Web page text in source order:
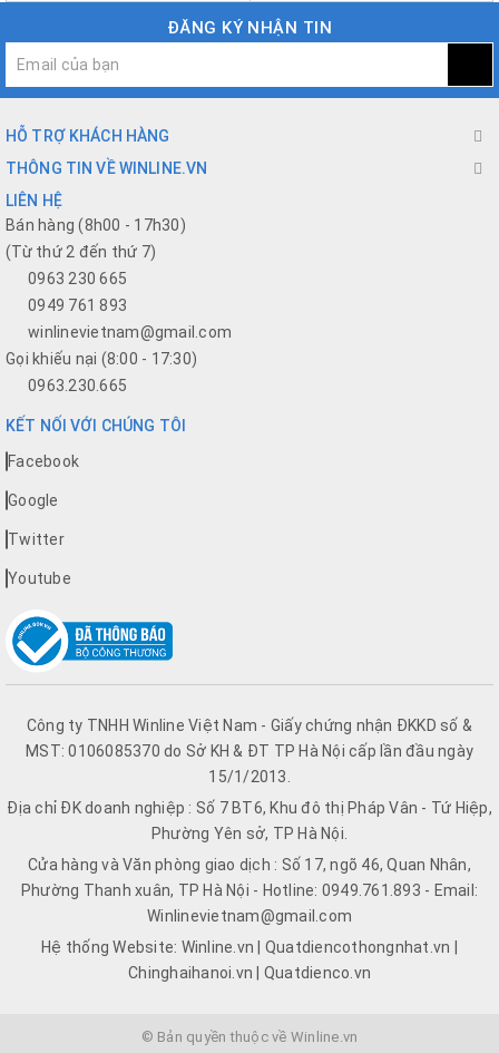
ĐĂNG KÝ NHẬN TIN
HỖ TRỢ KHÁCH HÀNG
THÔNG TIN VỀ WINLINE.VN
LIÊN HỆ
Bán hàng (8h00 - 17h30)
(Từ thứ 2 đến thứ 7)
0963 230 665
0949 761 893
winlinevietnam@gmail.com
Gọi khiếu nại (8:00 - 17:30)
0963.230.665
KẾT NỐI VỚI CHÚNG TÔI
Facebook
Google
Twitter
Youtube
Công ty TNHH Winline Việt Nam - Giấy chứng nhận ĐKKD số &
MST: 0106085370 do Sở KH & ĐT TP Hà Nội cấp lần đầu ngày
15/1/2013.
Địa chỉ ĐK doanh nghiệp : Số 7 BT6, Khu đô thị Pháp Vân - Tứ Hiệp,
Phường Yên sở, TP Hà Nội.
Cửa hàng và Văn phòng giao dịch : Số 17, ngõ 46, Quan Nhân,
Phường Thanh xuân, TP Hà Nội - Hotline: 0949.761.893 - Email:
Winlinevietnam@gmail.com
Hệ thống Website: Winline.vn | Quatdiencothongnhat.vn |
Chinghaihanoi.vn | Quatdienco.vn
© Bản quyền thuộc về Winline.vn